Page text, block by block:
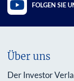
FOLGEN SIE
Über uns
Der Investor